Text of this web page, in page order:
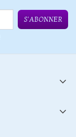
S'ABONNER